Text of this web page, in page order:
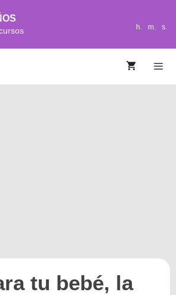
h. m. s.
tu bebé, la